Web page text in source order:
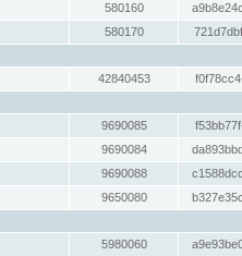
580160
580170
42840453
9690085
9690084
9690088
9650080
5980060